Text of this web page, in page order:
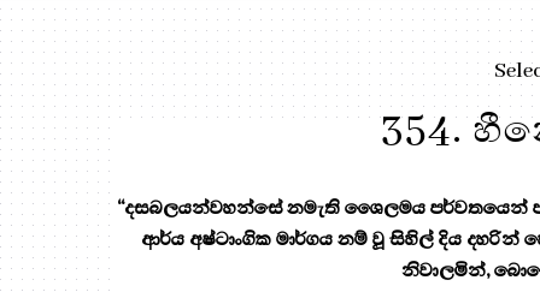
354.
“දසබලයන්වහන්සේ නමැති ශෛලමය පර්වතයෙන්
ආර්ය අෂ්ටාංගික මාර්ගය නම් වූ සිහිල් දිය
නිවාලමින්,